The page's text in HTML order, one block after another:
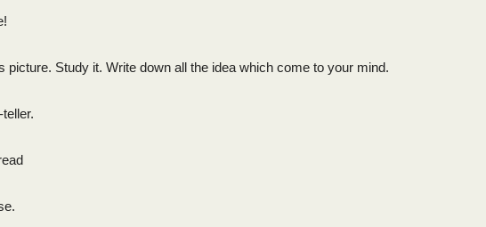
picture. Study it. Write down all the idea which come to your mind.